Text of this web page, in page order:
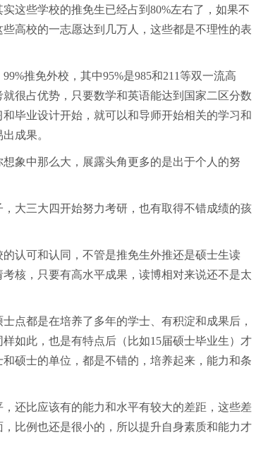
这些学校的推免生已经占到80%左右了，如果不
高校的一志愿达到几万人，这些都是不理性的表
推免外校，其中95%是985和211等双一流高
很占优势，只要数学和英语能达到国家二区分数
毕业设计开始，就可以和导师开始相关的学习和
成果。
象中那么大，展露头角更多的是出于个人的努
大三大四开始努力考研，也有取得不错成绩的孩
认可和认同，不管是推免生外推还是硕士生读
核，只要有高水平成果，读博相对来说还不是太
点都是在培养了多年的学士、有积淀和成果后，
如此，也是有特点后（比如15届硕士毕业生）才
硕士的单位，都是不错的，培养起来，能力和条
还比应该有的能力和水平有较大的差距，这些差
比例也还是很小的，所以提升自身素质和能力才